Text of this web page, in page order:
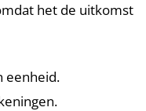
het de uitkomst
eenheid.